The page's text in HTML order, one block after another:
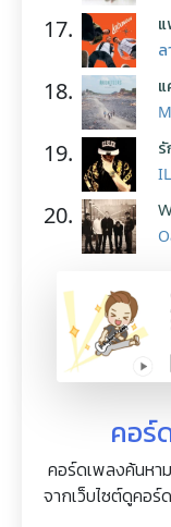
17.
ล
18.
19.
20.
คอร์
คอร์ดเพลงค้นหา
จากเว็บไซต์ดูคอ